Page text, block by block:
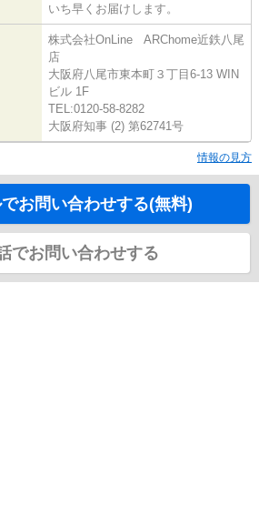
いち早くお届けします。
株式会社OnLine ARChome近鉄八尾
店
大阪府八尾市東本町３丁目6-13 WIN
ビル 1F
TEL:0120-58-8282
大阪府知事 (2) 第62741号
情報の見方
お問い合わせする(無料)
でお問い合わせする